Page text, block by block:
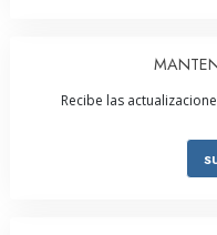
Recibe las